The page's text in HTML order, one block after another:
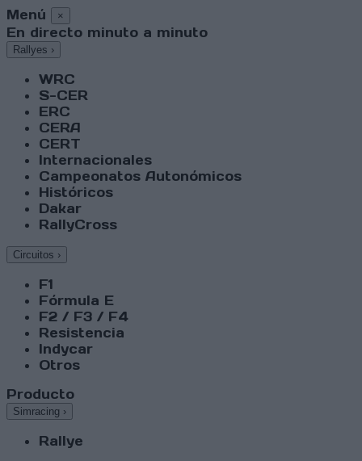
Menú ×
En directo minuto a minuto
Rallyes ›
WRC
S-CER
ERC
CERA
CERT
Internacionales
Campeonatos Autonómicos
Históricos
Dakar
RallyCross
Circuitos ›
F1
Fórmula E
F2 / F3 / F4
Resistencia
Indycar
Otros
Producto
Simracing ›
Rallye